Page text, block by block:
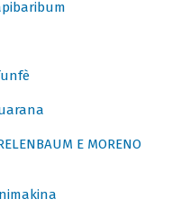
E MORENO